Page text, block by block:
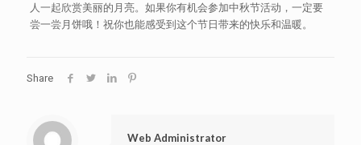
人一起欣赏美丽的月亮。如果你有机会参加中秋节活动，一定要
尝一尝月饼哦！祝你也能感受到这个节日带来的快乐和温暖。
Share
Web Administrator